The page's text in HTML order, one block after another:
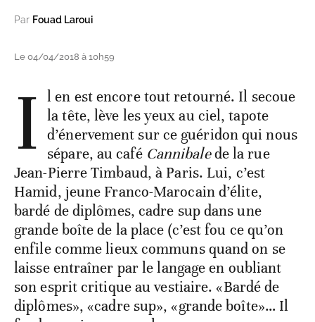
Par Fouad Laroui
Le 04/04/2018 à 10h59
I l en est encore tout retourné. Il secoue
la tête, lève les yeux au ciel, tapote
d’énervement sur ce guéridon qui nous
sépare, au café Cannibalede la rue
Jean-Pierre Timbaud, à Paris. Lui, c’est
Hamid, jeune Franco-Marocain d’élite,
bardé de diplômes, cadre sup dans une
grande boîte de la place (c’est fou ce qu’on
enfile comme lieux communs quand on se
laisse entraîner par le langage en oubliant
son esprit critique au vestiaire. «Bardé de
diplômes», «cadre sup», «grande boîte»… Il